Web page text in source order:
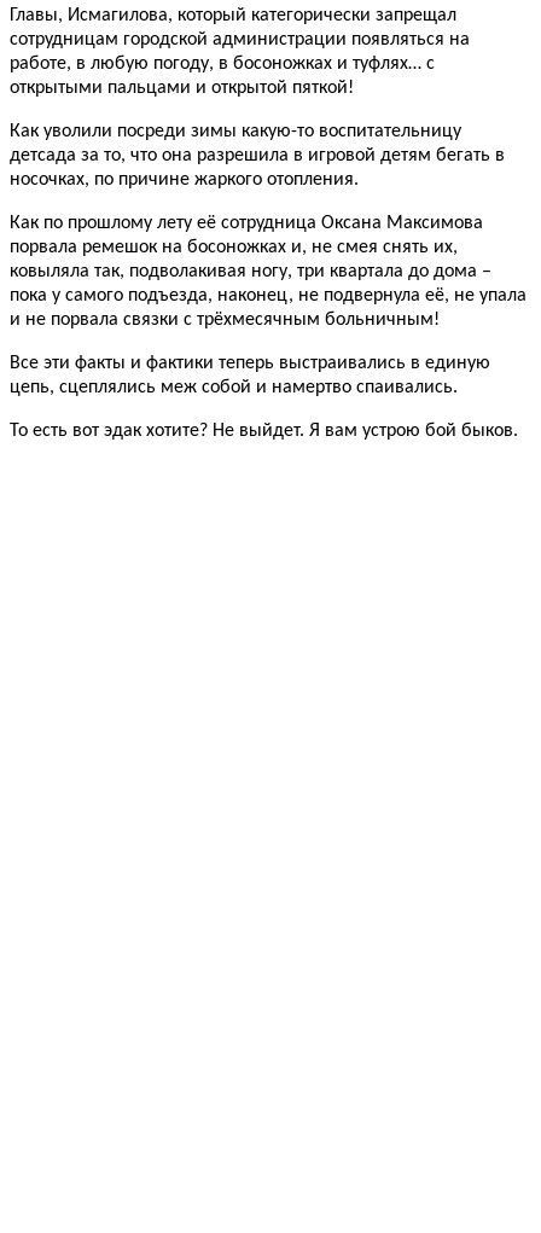
Главы, Исмагилова, который категорически запрещал
сотрудницам городской администрации появляться на
работе, в любую погоду, в босоножках и туфлях… с
открытыми пальцами и открытой пяткой!
Как уволили посреди зимы какую-то воспитательницу
детсада за то, что она разрешила в игровой детям бегать в
носочках, по причине жаркого отопления.
Как по прошлому лету её сотрудница Оксана Максимова
порвала ремешок на босоножках и, не смея снять их,
ковыляла так, подволакивая ногу, три квартала до дома –
пока у самого подъезда, наконец, не подвернула её, не упала
и не порвала связки с трёхмесячным больничным!
Все эти факты и фактики теперь выстраивались в единую
цепь, сцеплялись меж собой и намертво спаивались.
То есть вот эдак хотите? Не выйдет. Я вам устрою бой быков.